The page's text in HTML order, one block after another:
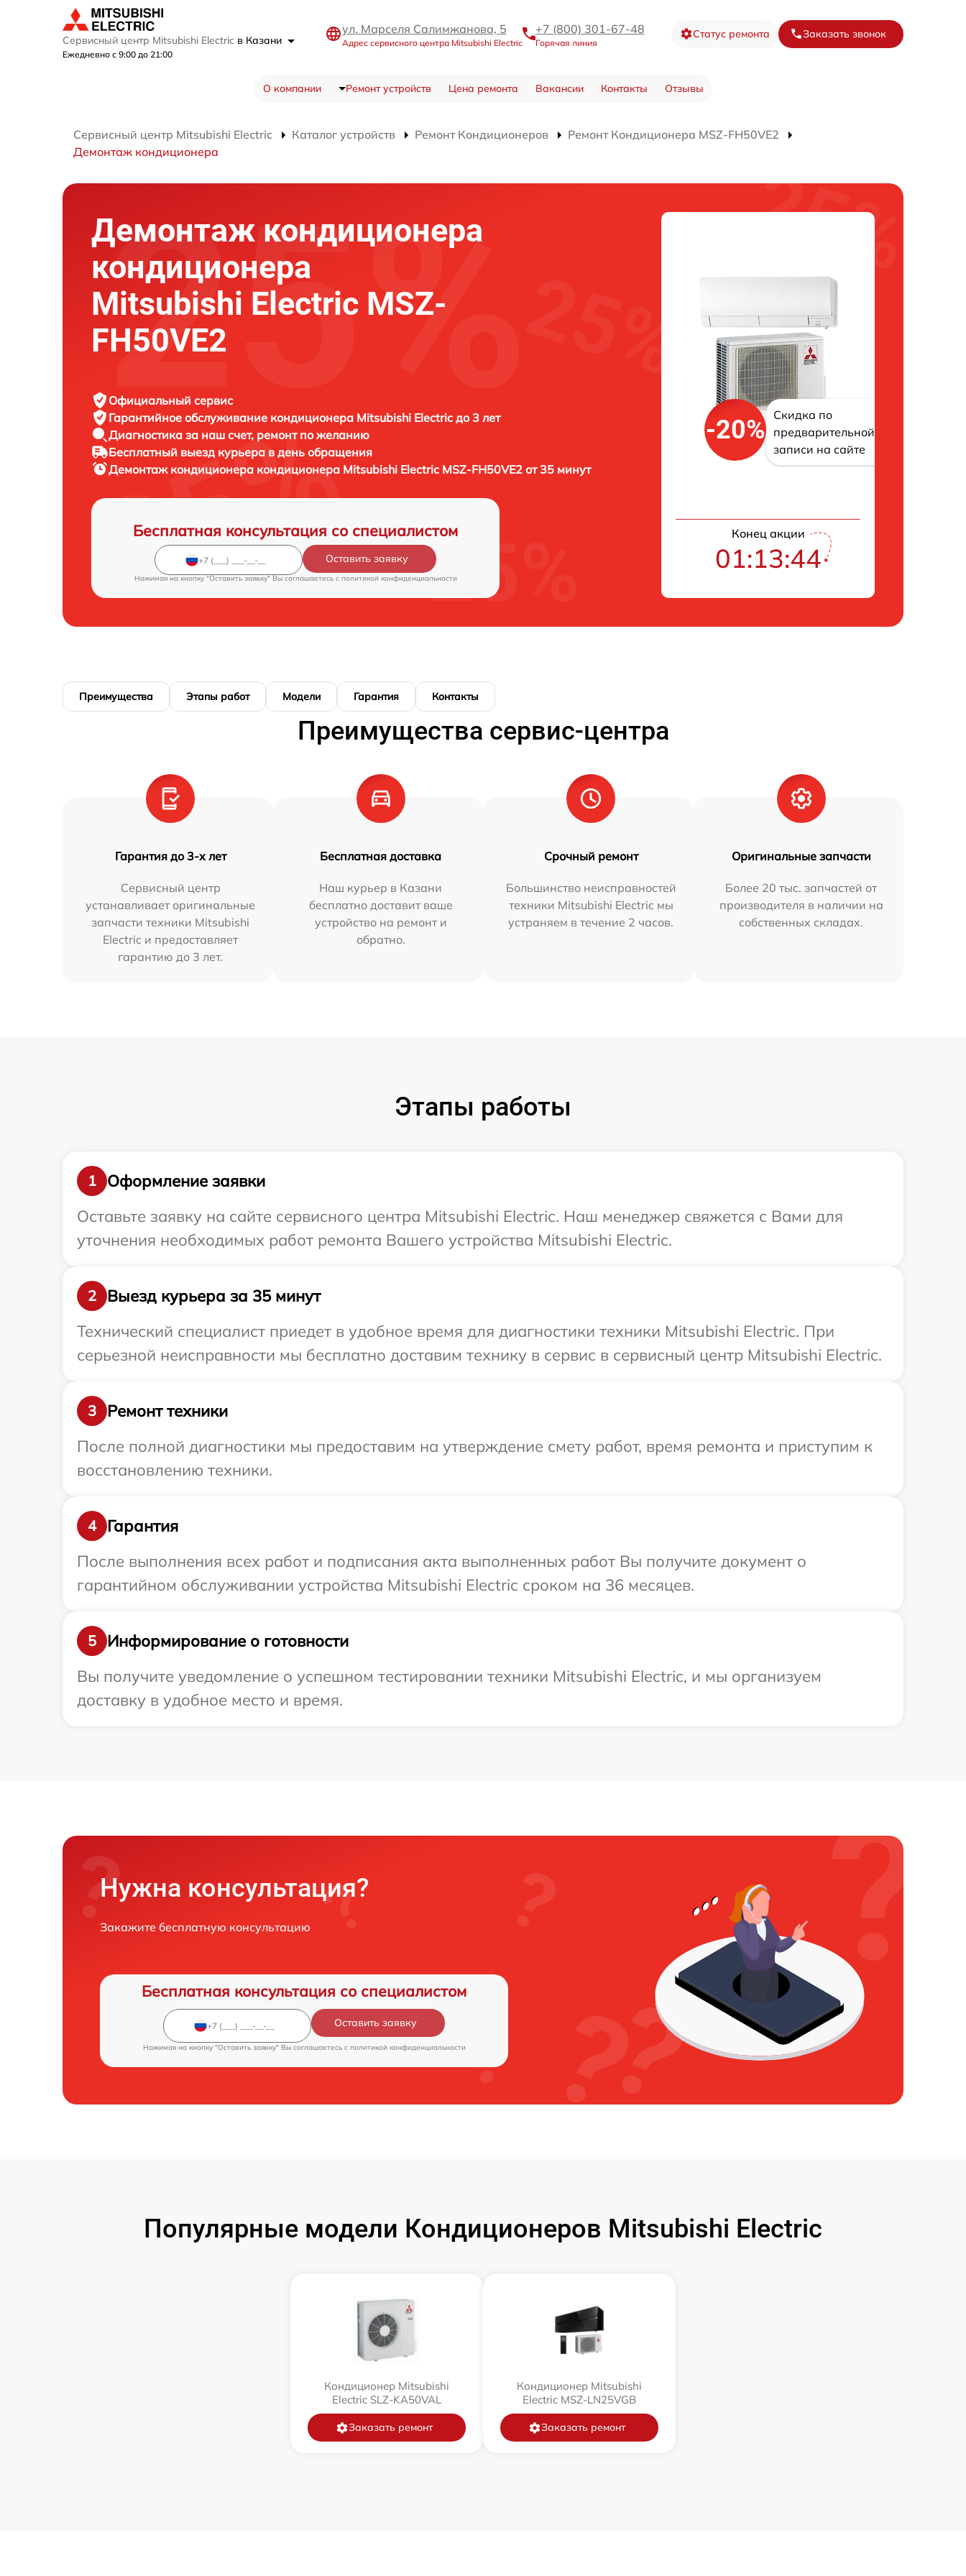
Сервисный центр Mitsubishi Electric в Казани
Ежедневно с 9:00 до 21:00
ул. Марселя Салимжанова, 5
Адрес сервисного центра Mitsubishi Electric
+7 (800) 301-67-48
Горячая линия
Статус ремонта Заказать звонок
О компании Ремонт устройств Цена ремонта Вакансии Контакты Отзывы
Сервисный центр Mitsubishi Electric Каталог устройств Ремонт Кондиционеров
Ремонт Кондиционера MSZ-FH50VE2
Демонтаж кондиционера
Демонтаж кондиционера
кондиционера
Mitsubishi Electric MSZ-
FH50VE2
Официальный сервис
Гарантийное обслуживание кондиционера Mitsubishi Electric до 3 лет
Диагностика за наш счет, ремонт по желанию
Бесплатный выезд курьера в день обращения
Демонтаж кондиционера кондиционера Mitsubishi Electric MSZ-FH50VE2 от 35 минут
Бесплатная консультация со специалистом
Оставить заявку
Нажимая на кнопку "Оставить заявку" Вы соглашаетесь c политикой конфиденциальности
-20%
Скидка по
предварительной
записи на сайте
Конец акции
01:13:43
Преимущества Этапы работ Модели Гарантия Контакты
Преимущества сервис-центра
Гарантия до 3-х лет
Сервисный центр
устанавливает оригинальные
запчасти техники Mitsubishi
Electric и предоставляет
гарантию до 3 лет.
Бесплатная доставка
Наш курьер в Казани
бесплатно доставит ваше
устройство на ремонт и
обратно.
Срочный ремонт
Большинство неисправностей
техники Mitsubishi Electric мы
устраняем в течение 2 часов.
Оригинальные запчасти
Более 20 тыс. запчастей от
производителя в наличии на
собственных складах.
Этапы работы
1
Оформление заявки
Оставьте заявку на сайте сервисного центра Mitsubishi Electric. Наш менеджер свяжется с Вами для
уточнения необходимых работ ремонта Вашего устройства Mitsubishi Electric.
2
Выезд курьера за 35 минут
Технический специалист приедет в удобное время для диагностики техники Mitsubishi Electric. При
серьезной неисправности мы бесплатно доставим технику в сервис в сервисный центр Mitsubishi Electric.
3
Ремонт техники
После полной диагностики мы предоставим на утверждение смету работ, время ремонта и приступим к
восстановлению техники.
4
Гарантия
После выполнения всех работ и подписания акта выполненных работ Вы получите документ о
гарантийном обслуживании устройства Mitsubishi Electric сроком на 36 месяцев.
5
Информирование о готовности
Вы получите уведомление о успешном тестировании техники Mitsubishi Electric, и мы организуем
доставку в удобное место и время.
Нужна консультация?
Закажите бесплатную консультацию
Бесплатная консультация со специалистом
Оставить заявку
Нажимая на кнопку "Оставить заявку" Вы соглашаетесь c политикой конфиденциальности
Популярные модели Кондиционеров Mitsubishi Electric
Кондиционер Mitsubishi
Electric SLZ-KA50VAL
Заказать ремонт
Кондиционер Mitsubishi
Electric MSZ-LN25VGB
Заказать ремонт